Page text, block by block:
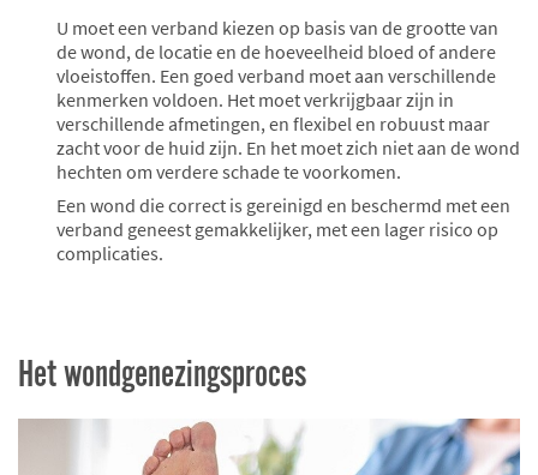
U moet een verband kiezen op basis van de grootte van
de wond, de locatie en de hoeveelheid bloed of andere
vloeistoffen. Een goed verband moet aan verschillende
kenmerken voldoen. Het moet verkrijgbaar zijn in
verschillende afmetingen, en flexibel en robuust maar
zacht voor de huid zijn. En het moet zich niet aan de wond
hechten om verdere schade te voorkomen.
Een wond die correct is gereinigd en beschermd met een
verband geneest gemakkelijker, met een lager risico op
complicaties.
Het wondgenezingsproces